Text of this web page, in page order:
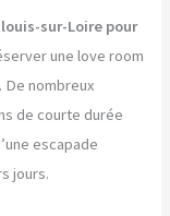
sur-Loire pour
une love room
De nombreux
de courte durée
escapade
jours.